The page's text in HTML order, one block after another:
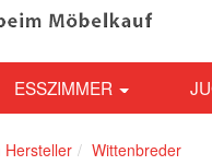
ESSZIMMER
Hersteller Wittenbreder